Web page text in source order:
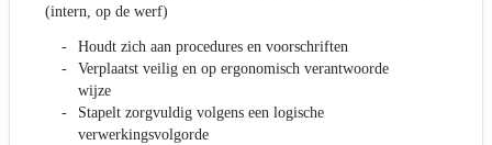
(intern, op de werf)
Houdt zich aan procedures en voorschriften
Verplaatst veilig en op ergonomisch verantwoorde
wijze
Stapelt zorgvuldig volgens een logische
verwerkingsvolgorde